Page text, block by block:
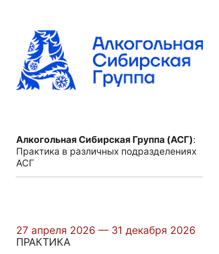
Алкогольная Сибирская Группа (АСГ):
Практика в различных подразделениях
АСГ
27 апреля 2026 — 31 декабря 2026
ПРАКТИКА